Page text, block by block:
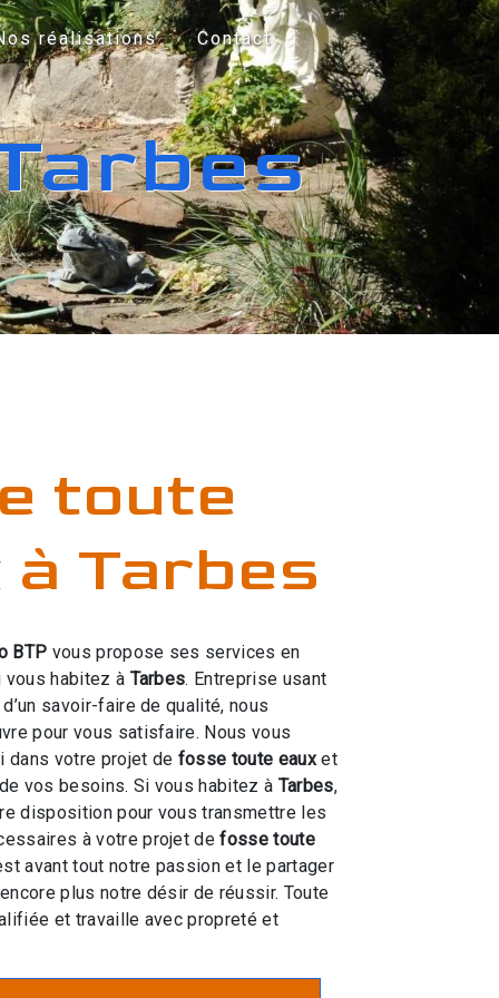
réalisations Contact
toute
à Tarbes
BTP vous propose ses services en
vous habitez à Tarbes. Entreprise usant
savoir-faire de qualité, nous
pour vous satisfaire. Nous vous
dans votre projet de fosse toute eauxet
vos besoins. Si vous habitez à Tarbes,
disposition pour vous transmettre les
à votre projet defosse toute
avant tout notre passion et le partager
plus notre désir de réussir. Toute
et travaille avec propreté et